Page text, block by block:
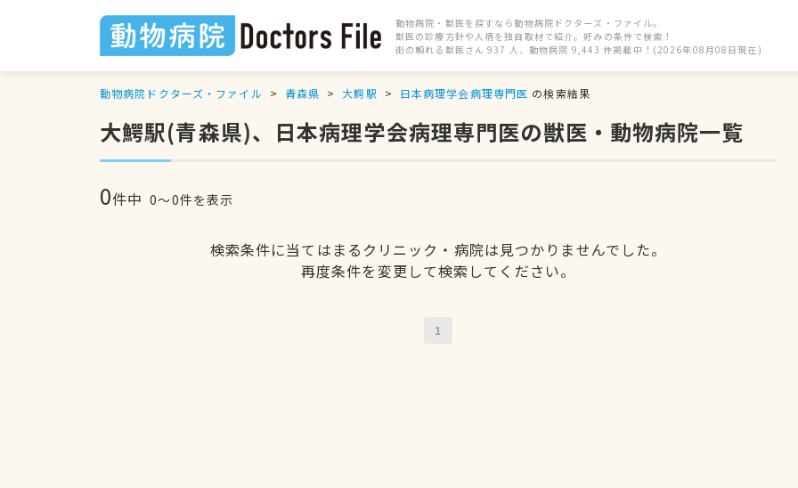
動物病院・獣医を探すなら動物病院ドクターズ・ファイル。
獣医の診療方針や人柄を独自取材で紹介。好みの条件で検索！
街の頼れる獣医さん 937 人、動物病院 9,443 件掲載中！(2026年08月08日現在)
動物病院ドクターズ・ファイル 青森県 大鰐駅 日本病理学会病理専門医 の検索結果
大鰐駅(青森県)、日本病理学会病理専門医の獣医・動物病院一覧
0件中 0〜0件を表示
検索条件に当てはまるクリニック・病院は見つかりませんでした。
再度条件を変更して検索してください。
1